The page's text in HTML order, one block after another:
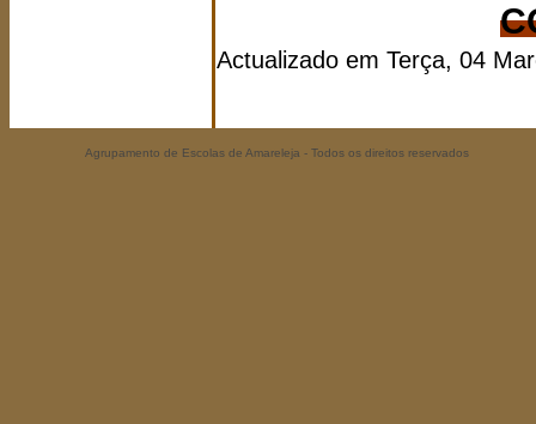
Actualizado em Terça, 04
Agrupamento de Escolas de Amareleja - Todos os direitos reservados